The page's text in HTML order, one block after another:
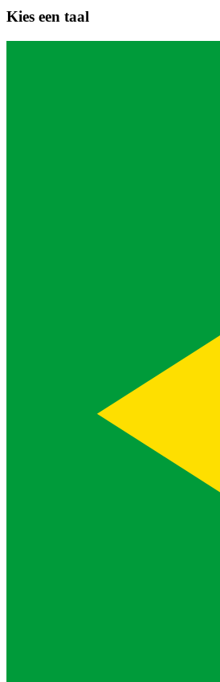
Kies een taal